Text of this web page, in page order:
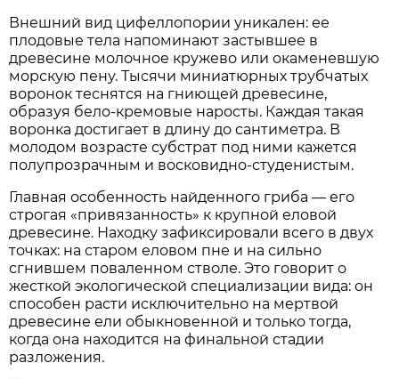
Внешний вид цифеллопории уникален: ее
плодовые тела напоминают застывшее в
древесине молочное кружево или окаменевшую
морскую пену. Тысячи миниатюрных трубчатых
воронок теснятся на гниющей древесине,
образуя бело-кремовые наросты. Каждая такая
воронка достигает в длину до сантиметра. В
молодом возрасте субстрат под ними кажется
полупрозрачным и восковидно-студенистым.
Главная особенность найденного гриба — его
строгая «привязанность» к крупной еловой
древесине. Находку зафиксировали всего в двух
точках: на старом еловом пне и на сильно
сгнившем поваленном стволе. Это говорит о
жесткой экологической специализации вида: он
способен расти исключительно на мертвой
древесине ели обыкновенной и только тогда,
когда она находится на финальной стадии
разложения.